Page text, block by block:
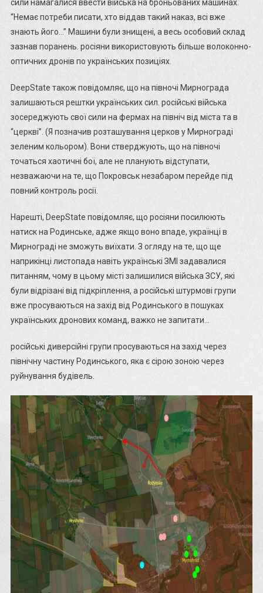
сили намагалися ввести війська на броньованих машинах.
“Немає потреби писати, хто віддав такий наказ, всі вже
знають його…” Машини були знищені, а весь особовий склад
зазнав поранень. росіяни використовують більше волоконно-
оптичних дронів по українських позиціях.
DeepState також повідомляє, що на півночі Мирнограда
залишаються рештки українських сил. російські війська
зосереджують свої сили на фермах на північ від міста та в
“церкві”. (Я позначив розташування церков у Мирнограді
зеленим кольором). Вони стверджують, що на півночі
точаться хаотичні бої, але не планують відступати,
незважаючи на те, що Покровськ незабаром перейде під
повний контроль росії.
Нарешті, DeepState повідомляє, що росіяни посилюють
натиск на Родинське, адже якщо воно впаде, українці в
Мирнограді не зможуть виїхати. З огляду на те, що ще
наприкінці листопада навіть українські ЗМІ задавалися
питанням, чому в цьому місті залишилися війська ЗСУ, які
були відрізані від підкріплення, а російські штурмові групи
вже просуваються на захід від Родинського в пошуках
українських дронових команд, важко не запитати…
російські диверсійні групи просуваються на захід через
північну частину Родинського, яка є сірою зоною через
руйнування будівель.